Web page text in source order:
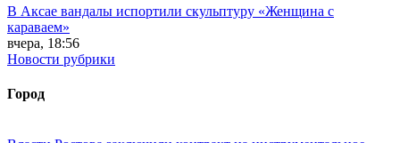
В Аксае вандалы испортили скульптуру «Женщина с
караваем»
вчера, 18:56
Новости рубрики
Город